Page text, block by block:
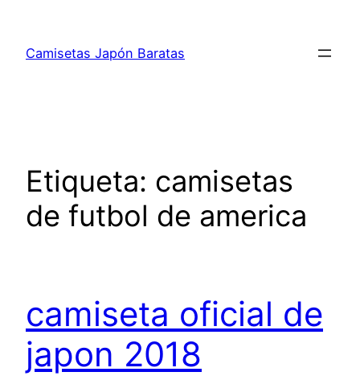
contenido
Camisetas Japón Baratas
Etiqueta: camisetas
de futbol de america
camiseta oficial de
japon 2018